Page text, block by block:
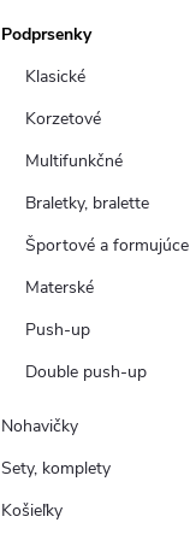
Podprsenky
Klasické
Korzetové
Multifunkčné
Braletky, bralette
Športové a formujúce
Materské
Push-up
Double push-up
Nohavičky
Sety, komplety
Košieľky